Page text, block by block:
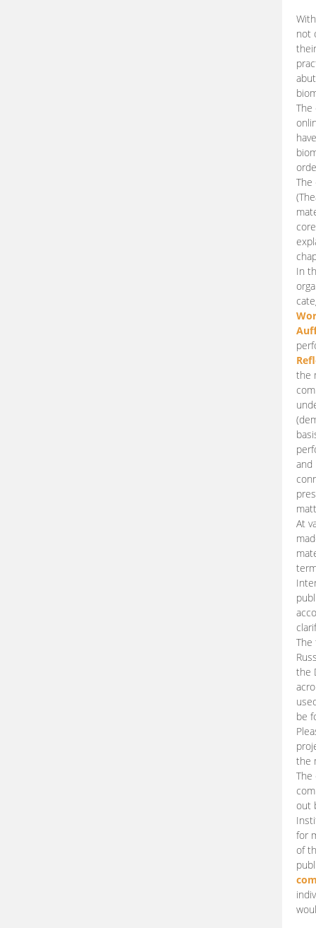
not
The
In
the
and
At
The
the
be
the
The
out
for
of